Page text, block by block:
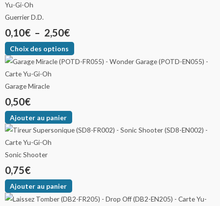
Guerrier D.D.
0,10€ – 2,50€
Choix des options
Garage Miracle
0,50€
Ajouter au panier
Sonic Shooter
0,75€
Ajouter au panier